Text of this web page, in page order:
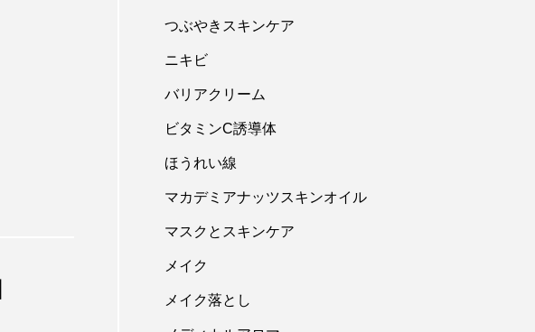
つぶやきスキンケア
ニキビ
バリアクリーム
ビタミンC誘導体
ほうれい線
マカデミアナッツスキンオイル
マスクとスキンケア
メイク
メイク落とし